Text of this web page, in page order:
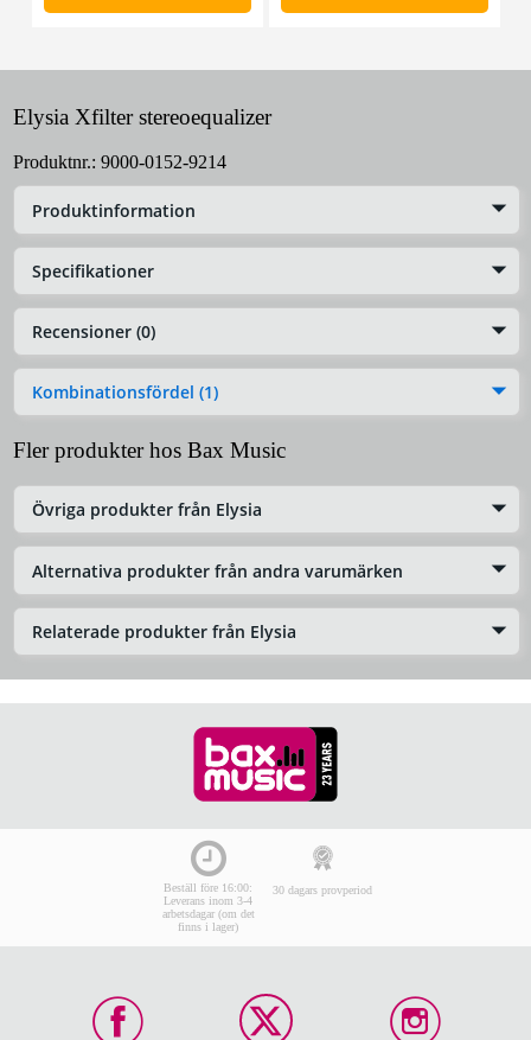
Elysia Xfilter stereoequalizer
Produktnr.: 9000-0152-9214
Produktinformation
Specifikationer
Recensioner (0)
Kombinationsfördel (1)
Fler produkter hos Bax Music
Övriga produkter från Elysia
Alternativa produkter från andra varumärken
Relaterade produkter från Elysia
Beställ före 16:00:
Leverans inom 3-4
arbetsdagar (om det
finns i lager)
30 dagars provperiod